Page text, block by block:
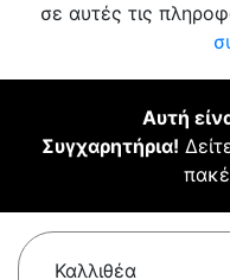
σε αυτές τις
Αυτή
Συγχαρητήρια!
Καλλιθέα